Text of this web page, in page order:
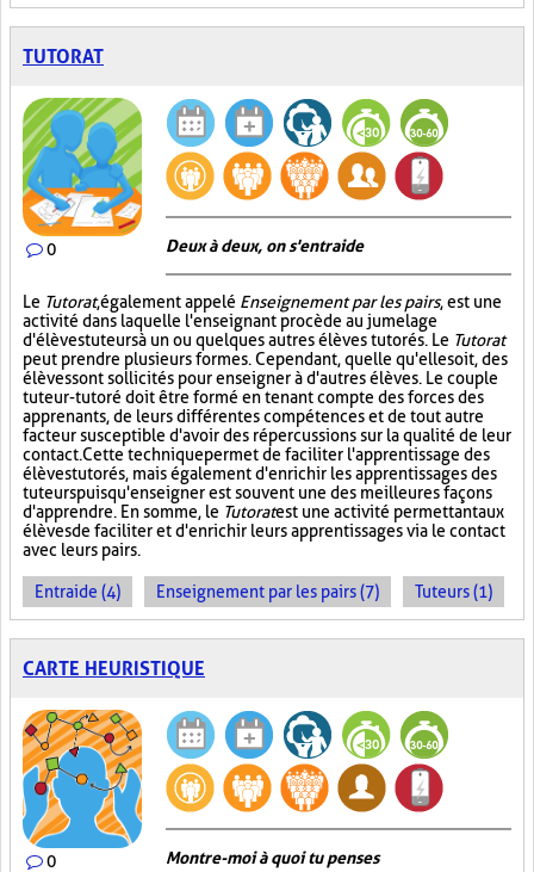
TUTORAT
0 Deux à deux, on s'entraide
Le Tutorat, également appelé Enseignement par les pairs, est une
activité dans laquelle l'enseignant procède au jumelage
d'élèves tuteurs à un ou quelques autres élèves tutorés. Le Tutorat
peut prendre plusieurs formes. Cependant, quelle qu'elle soit, des
élèves sont sollicités pour enseigner à d'autres élèves. Le couple
tuteur-tutoré doit être formé en tenant compte des forces des
apprenants, de leurs différentes compétences et de tout autre
facteur susceptible d'avoir des répercussions sur la qualité de leur
contact. Cette technique permet de faciliter l'apprentissage des
élèves tutorés, mais également d'enrichir les apprentissages des
tuteurs puisqu'enseigner est souvent une des meilleures façons
d'apprendre. En somme, le Tutoratest une activité permettant aux
élèves de faciliter et d'enrichir leurs apprentissages via le contact
avec leurs pairs.
Entraide (4) Enseignement par les pairs (7) Tuteurs (1)
CARTE HEURISTIQUE
0 Montre-moi à quoi tu penses